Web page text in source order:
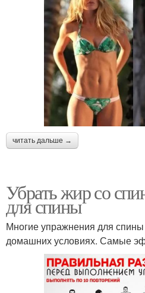
читать дальше →
Убрать жир со
для спины
Многие упражнения для
домашних условиях. Самые